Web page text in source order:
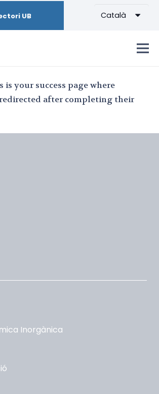
UB Català
is your success page where
after completing their
Inorgànica